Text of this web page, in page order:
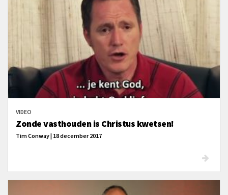
VIDEO
Zonde vasthouden is Christus kwetsen!
Tim Conway | 18 december 2017